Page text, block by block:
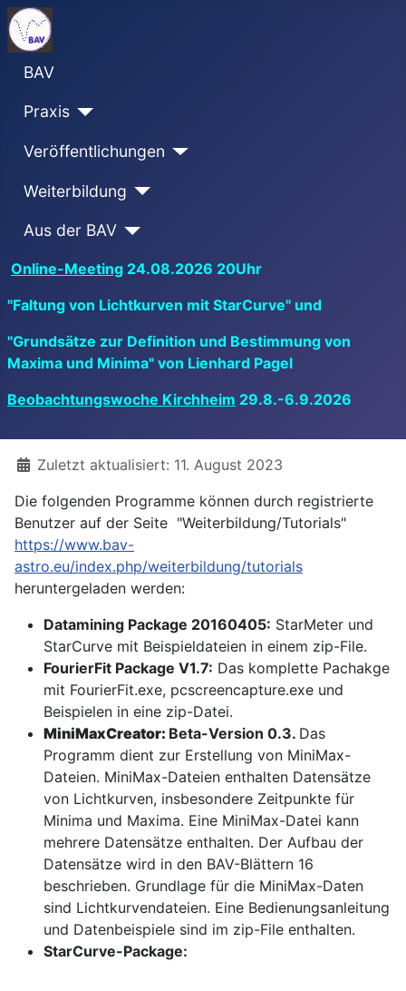
BAV
Praxis
Veröffentlichungen
Weiterbildung
Aus der BAV
Online-Meeting 24.08.2026 20Uhr
"Faltung von Lichtkurven mit StarCurve" und
"Grundsätze zur Definition und Bestimmung von
Maxima und Minima" von Lienhard Pagel
Beobachtungswoche Kirchheim 29.8.-6.9.2026
DetailsZuletzt aktualisiert: 11. August 2023
Die folgenden Programme können durch registrierte
Benutzer auf der Seite "Weiterbildung/Tutorials"
https://www.bav-
astro.eu/index.php/weiterbildung/tutorials
heruntergeladen werden:
Datamining Package 20160405: StarMeter und
StarCurve mit Beispieldateien in einem zip-File.
FourierFit Package V1.7: Das komplette Pachakge
mit FourierFit.exe, pcscreencapture.exe und
Beispielen in eine zip-Datei.
MiniMaxCreator: Beta-Version 0.3. Das
Programm dient zur Erstellung von MiniMax-
Dateien. MiniMax-Dateien enthalten Datensätze
von Lichtkurven, insbesondere Zeitpunkte für
Minima und Maxima. Eine MiniMax-Datei kann
mehrere Datensätze enthalten. Der Aufbau der
Datensätze wird in den BAV-Blättern 16
beschrieben. Grundlage für die MiniMax-Daten
sind Lichtkurvendateien. Eine Bedienungsanleitung
und Datenbeispiele sind im zip-File enthalten.
StarCurve-Package: